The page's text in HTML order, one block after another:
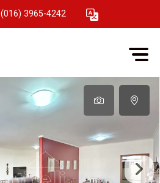
(016) 3965-4242